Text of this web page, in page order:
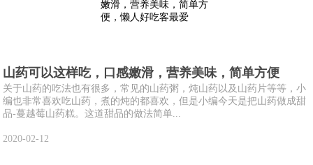
山药可以这样吃，口感嫩滑，营养美味，简单方便
关于山药的吃法也有很多，常见的山药粥，炖山药以及山药片等等，小
编也非常喜欢吃山药，煮的炖的都喜欢，但是小编今天是把山药做成甜
品-蔓越莓山药糕。这道甜品的做法简单...
2020-02-12